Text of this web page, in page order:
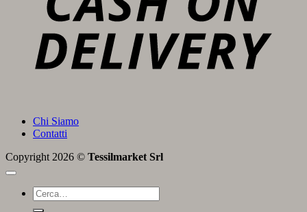
Chi Siamo
Contatti
Copyright 2026 © Tessilmarket Srl
Cerca: